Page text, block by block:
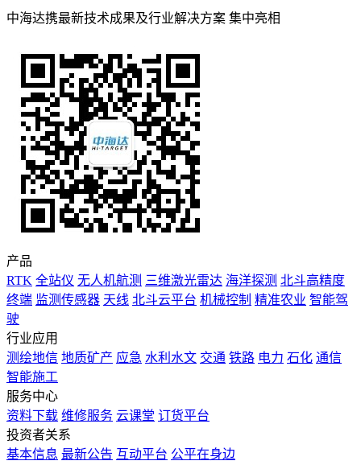
中海达携最新技术成果及行业解决方案 集中亮相
产品
RTK 全站仪 无人机航测 三维激光雷达 海洋探测 北斗高精度
终端 监测传感器 天线 北斗云平台 机械控制 精准农业 智能驾
驶
行业应用
测绘地信 地质矿产 应急 水利水文 交通 铁路 电力 石化 通信
智能施工
服务中心
资料下载 维修服务 云课堂 订货平台
投资者关系
基本信息 最新公告 互动平台 公平在身边